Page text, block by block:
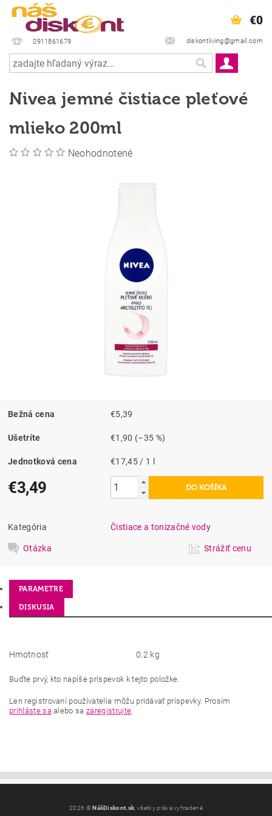
0911861679 diskontliving@gmail.com
€0
Nivea jemné čistiace pleťové
mlieko 200ml
Neohodnotené
Bežná cena €5,39
Ušetríte €1,90 (–35 %)
Jednotková cena €17,45 / 1 l
€3,49
Kategória Čistiace a tonizačné vody
Otázka Strážiť cenu
PARAMETRE
DISKUSIA
Hmotnosť 0.2 kg
Buďte prvý, kto napíše príspevok k tejto položke.
Len registrovaní používatelia môžu pridávať príspevky. Prosím
prihláste sa alebo sazaregistrujte.
2026 ©NášDiskont.sk , všetky práva vyhradené